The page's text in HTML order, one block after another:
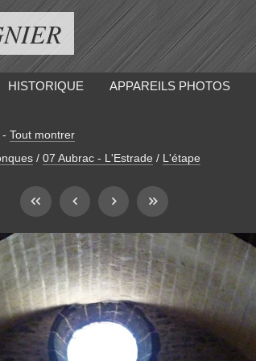
HISTORIQUE APPAREILS PHOTOS
- Tout montrer
/ 07 Aubrac - L'Estrade / L'étape